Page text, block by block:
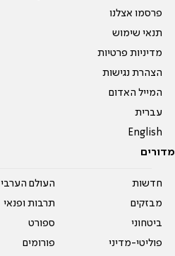
פרסמו אצלנו
תנאי שימוש
מדיניות פרטיות
הצהרת נגישות
המייל האדום
עברית
English
מדורים
חדשות
מבזקים
ביטחוני
פוליטי-מדיני
העולם הערבי
תרבות ופנאי
ספורט
פורומים